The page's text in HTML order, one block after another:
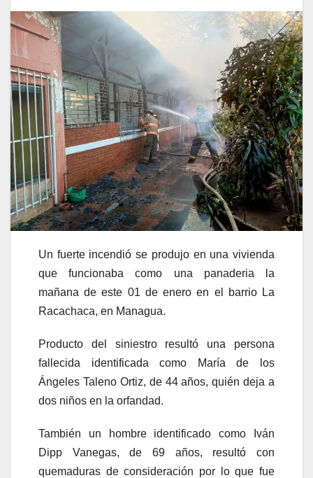
Un fuerte incendió se produjo en una vivienda
que funcionaba como una panaderia la
mañana de este 01 de enero en el barrio La
Racachaca, en Managua.
Producto del siniestro resultó una persona
fallecida identificada como María de los
Ángeles Taleno Ortiz, de 44 años, quién deja a
dos niños en la orfandad.
También un hombre identificado como Iván
Dipp Vanegas, de 69 años, resultó con
quemaduras de consideración por lo que fue